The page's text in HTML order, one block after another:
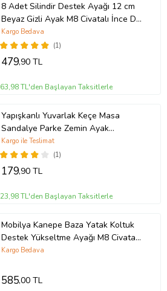
8 Adet Silindir Destek Ayağı 12 cm
Beyaz Gizli Ayak M8 Civatalı İnce Diş
Mobilya Kanepe Baza Koltuk
(1)
Kargo Bedava
479,90 TL
63,98 TL'den Başlayan Taksitlerle
Yapışkanlı Yuvarlak Keçe Masa
Sandalye Parke Zemin Ayak
Koruyucu Kaydırmaz 20 mm Keçesi
(50'Lİ PAKET) (Kahverengi)
(1)
Kargo ile Teslimat
179,90 TL
23,98 TL'den Başlayan Taksitlerle
Mobilya Kanepe Baza Yatak Koltuk
Destek Yükseltme Ayağı M8 Civatalı
Krom Metal Ayakları 15 Cm 4 ADET
Kargo Bedava
585,00 TL